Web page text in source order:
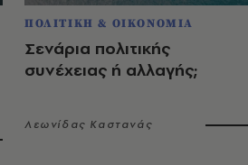
ΠΟΛΙΤΙΚΗ & ΟΙΚΟΝΟΜΙΑ
Σενάρια πολιτικής
συνέχειας ή αλλαγής;
Λεωνίδας Καστανάς